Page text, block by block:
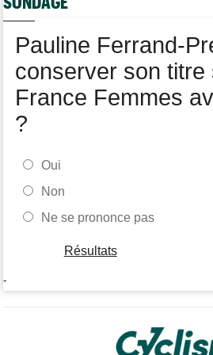
pour 1 an
Felix Gall remporte la 3e étape et
général
Pauline Ferrand-
conserver son titre
France Femmes
?
Oui
Non
Ne se prononce pas
Résultats
-